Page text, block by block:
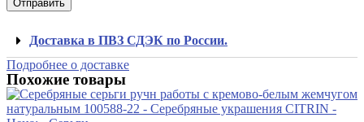
Доставка в ПВЗ СДЭК по России.
Подробнее о доставке
Похожие товары